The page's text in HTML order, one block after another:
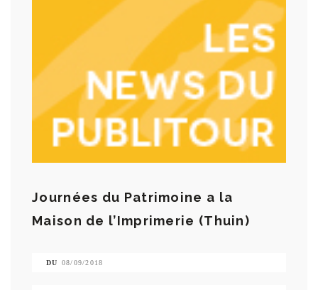
Journées du Patrimoine a la
Maison de l’Imprimerie (Thuin)
DU 08/09/2018